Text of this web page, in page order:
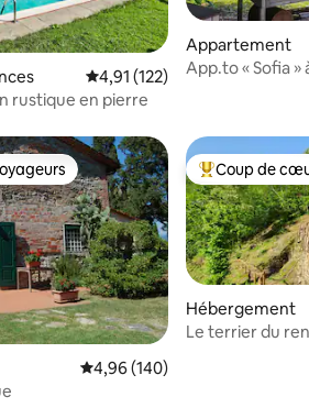
104 commentaires : 4,99 sur 5
Évaluation moyenne sur la
4,91 (122)
rustique en pierre
Appartement
App.to « Sofia »
160 commentaires : 4,93 sur 5
les plus appréciés
Évaluation moyenne sur la
4,96 (140)
Coups de cœur
Coup de
Hébergement
Le terrier du